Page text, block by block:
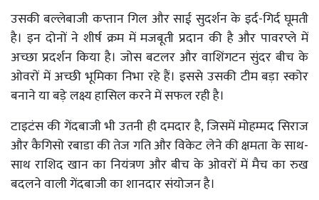
उसकी बल्लेबाजी कप्तान गिल और साई सुदर्शन के इर्द-गिर्द घूमती
है। इन दोनों ने शीर्ष क्रम में मजबूती प्रदान की है और पावरप्ले में
अच्छा प्रदर्शन किया है। जोस बटलर और वाशिंगटन सुंदर बीच के
ओवरों में अच्छी भूमिका निभा रहे हैं। इससे उसकी टीम बड़ा स्कोर
बनाने या बड़े लक्ष्य हासिल करने में सफल रही है।
टाइटंस की गेंदबाजी भी उतनी ही दमदार है, जिसमें मोहम्मद सिराज
और कैगिसो रबाडा की तेज गति और विकेट लेने की क्षमता के साथ-
साथ राशिद खान का नियंत्रण और बीच के ओवरों में मैच का रुख
बदलने वाली गेंदबाजी का शानदार संयोजन है।